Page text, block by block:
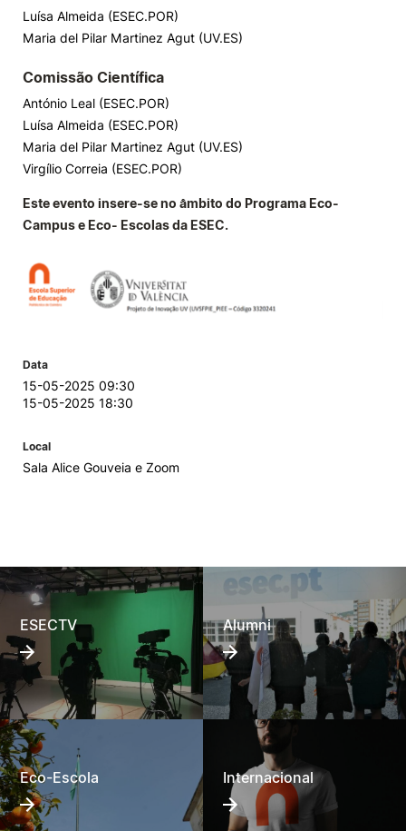
Luísa Almeida (ESEC.POR)
Maria del Pilar Martinez Agut (UV.ES)
Comissão Científica
António Leal (ESEC.POR)
Luísa Almeida (ESEC.POR)
Maria del Pilar Martinez Agut (UV.ES)
Virgílio Correia (ESEC.POR)
Este evento insere-se no âmbito do Programa Eco-
Campus e Eco- Escolas da ESEC.
Data
15-05-2025 09:30
15-05-2025 18:30
Local
Sala Alice Gouveia e Zoom
ESECTV Alumni
Eco-Escola Internacional